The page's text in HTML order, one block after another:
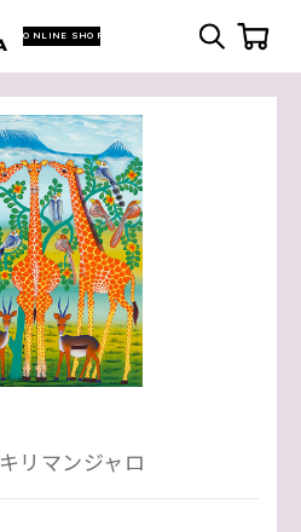
ONLINE SHOP
リマンジャロ